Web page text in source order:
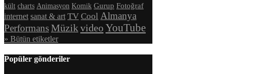
kült charts Animasyon Komik Gurup Fotoğraf
internet sanat & art TV Cool Almanya
PerformansMüzikvideoYouTube
» Bütün etiketler
Popüler gönderiler